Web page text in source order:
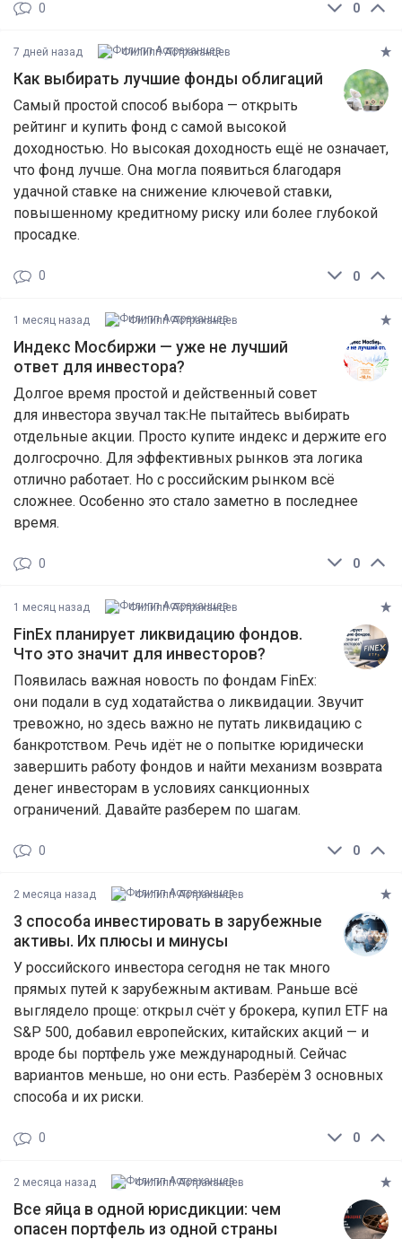
0
0
7 дней назад Филипп Астраханцев
Как выбирать лучшие фонды облигаций
Самый простой способ выбора — открыть
рейтинг и купить фонд с самой высокой
доходностью. Но высокая доходность ещё не означает,
что фонд лучше. Она могла появиться благодаря
удачной ставке на снижение ключевой ставки,
повышенному кредитному риску или более глубокой
просадке.
0
0
1 месяц назад Филипп Астраханцев
Индекс Мосбиржи — уже не лучший
ответ для инвестора?
Долгое время простой и действенный совет
для инвестора звучал так:Не пытайтесь выбирать
отдельные акции. Просто купите индекс и держите его
долгосрочно. Для эффективных рынков эта логика
отлично работает. Но с российским рынком всё
сложнее. Особенно это стало заметно в последнее
время.
0
0
1 месяц назад Филипп Астраханцев
FinEx планирует ликвидацию фондов.
Что это значит для инвесторов?
Появилась важная новость по фондам FinEx:
они подали в суд ходатайства о ликвидации. Звучит
тревожно, но здесь важно не путать ликвидацию с
банкротством. Речь идёт не о попытке юридически
завершить работу фондов и найти механизм возврата
денег инвесторам в условиях санкционных
ограничений. Давайте разберем по шагам.
0
0
2 месяца назад Филипп Астраханцев
3 способа инвестировать в зарубежные
активы. Их плюсы и минусы
У российского инвестора сегодня не так много
прямых путей к зарубежным активам. Раньше всё
выглядело проще: открыл счёт у брокера, купил ETF на
S&P 500, добавил европейских, китайских акций — и
вроде бы портфель уже международный. Сейчас
вариантов меньше, но они есть. Разберём 3 основных
способа и их риски.
0
0
2 месяца назад Филипп Астраханцев
Все яйца в одной юрисдикции: чем
опасен портфель из одной страны